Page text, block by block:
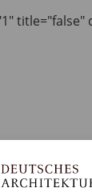
title="false"